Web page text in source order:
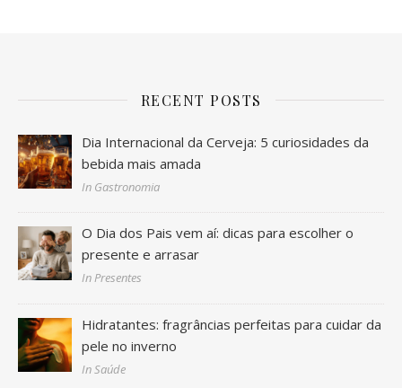
RECENT POSTS
Dia Internacional da Cerveja: 5 curiosidades da
bebida mais amada
In Gastronomia
O Dia dos Pais vem aí: dicas para escolher o
presente e arrasar
In Presentes
Hidratantes: fragrâncias perfeitas para cuidar da
pele no inverno
In Saúde